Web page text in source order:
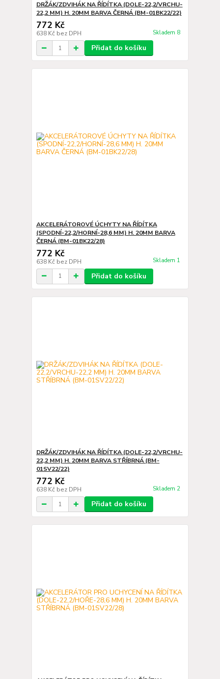
DRŽÁK/ZDVIHÁK NA ŘÍDÍTKA (DOLE-22,2/VRCHU-
22,2 MM) H. 20MM BARVA ČERNÁ (BM-01BK22/22)
772 Kč
638 Kč bez DPH Skladem 8
Přidat do košíku
AKCELERÁTOROVÉ ÚCHYTY NA ŘÍDÍTKA
(SPODNÍ-22,2/HORNÍ-28,6 MM) H. 20MM BARVA
ČERNÁ (BM-01BK22/28)
772 Kč
638 Kč bez DPH Skladem 1
Přidat do košíku
DRŽÁK/ZDVIHÁK NA ŘÍDÍTKA (DOLE-22,2/VRCHU-
22,2 MM) H. 20MM BARVA STŘÍBRNÁ (BM-
01SV22/22)
772 Kč
638 Kč bez DPH Skladem 2
Přidat do košíku